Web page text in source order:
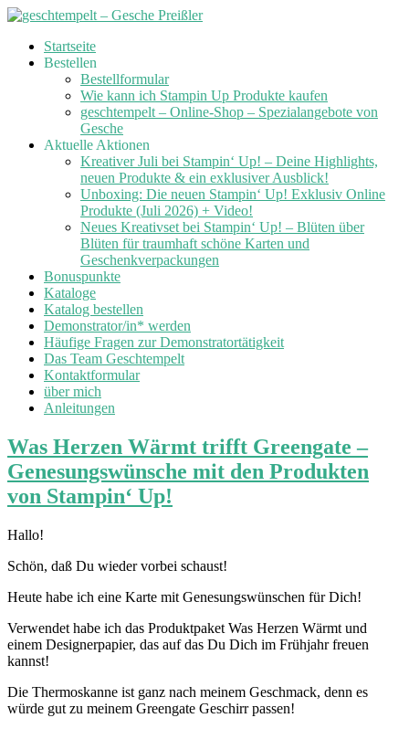
Skip
Startseite
Bestellen
Bestellformular
Wie kann ich Stampin Up Produkte kaufen
geschtempelt – Online-Shop – Spezialangebote von
Gesche
Aktuelle Aktionen
Kreativer Juli bei Stampin‘ Up! – Deine Highlights,
neuen Produkte & ein exklusiver Ausblick!
Unboxing: Die neuen Stampin‘ Up! Exklusiv Online
Produkte (Juli 2026) + Video!
Neues Kreativset bei Stampin‘ Up! – Blüten über
Blüten für traumhaft schöne Karten und
Geschenkverpackungen
Bonuspunkte
Kataloge
Katalog bestellen
Demonstrator/in* werden
Häufige Fragen zur Demonstratortätigkeit
Das Team Geschtempelt
Kontaktformular
über mich
Anleitungen
Was Herzen Wärmt trifft Greengate –
Genesungswünsche mit den Produkten
von Stampin‘ Up!
Hallo!
Schön, daß Du wieder vorbei schaust!
Heute habe ich eine Karte mit Genesungswünschen für Dich!
Verwendet habe ich das Produktpaket Was Herzen Wärmt und
einem Designerpapier, das auf das Du Dich im Frühjahr freuen
kannst!
Die Thermoskanne ist ganz nach meinem Geschmack, denn es
würde gut zu meinem Greengate Geschirr passen!